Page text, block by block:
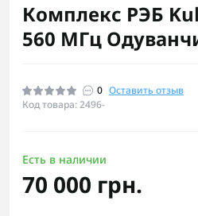
Комплекс РЭБ
560 МГц
0 Оставить отзыв
Код товара: 2496-
Есть в наличии
70 000 грн.